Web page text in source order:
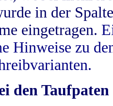
in der
eingetragen.
Hinweise zu
den Taufpaten